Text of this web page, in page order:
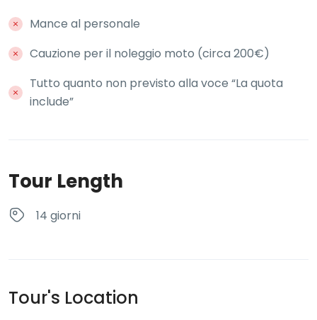
Mance al personale
Cauzione per il noleggio moto (circa 200€)
Tutto quanto non previsto alla voce “La quota
include”
Tour Length
14 giorni
Tour's Location